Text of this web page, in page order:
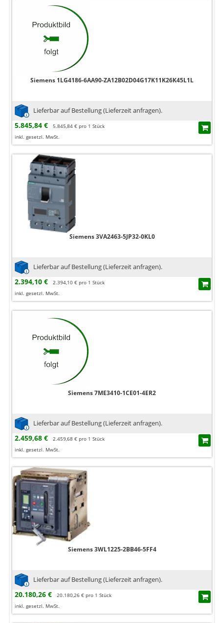
Siemens 1LG4186-6AA90-ZA12B02D04G17K11K26K45L1L
Lieferbar auf Bestellung (Lieferzeit anfragen).
5.845,84 €
5.845,84 € pro 1 Stück
inkl. gesetzl. MwSt.
Siemens 3VA2463-5JP32-0KL0
Lieferbar auf Bestellung (Lieferzeit anfragen).
2.394,10 €
2.394,10 € pro 1 Stück
inkl. gesetzl. MwSt.
Siemens 7ME3410-1CE01-4ER2
Lieferbar auf Bestellung (Lieferzeit anfragen).
2.459,68 €
2.459,68 € pro 1 Stück
inkl. gesetzl. MwSt.
Siemens 3WL1225-2BB46-5FF4
Lieferbar auf Bestellung (Lieferzeit anfragen).
20.180,26 €
20.180,26 € pro 1 Stück
inkl. gesetzl. MwSt.